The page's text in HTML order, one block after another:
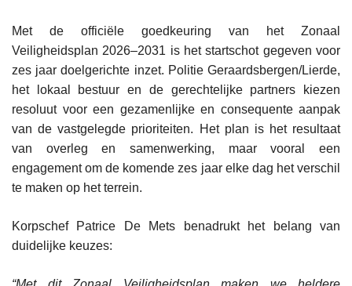
Met de officiële goedkeuring van het Zonaal
Veiligheidsplan 2026–2031 is het startschot gegeven voor
zes jaar doelgerichte inzet. Politie Geraardsbergen/Lierde,
het lokaal bestuur en de gerechtelijke partners kiezen
resoluut voor een gezamenlijke en consequente aanpak
van de vastgelegde prioriteiten. Het plan is het resultaat
van overleg en samenwerking, maar vooral een
engagement om de komende zes jaar elke dag het verschil
te maken op het terrein.
Korpschef Patrice De Mets benadrukt het belang van
duidelijke keuzes: